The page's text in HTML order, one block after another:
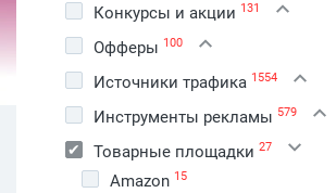
Конкурсы и акции 131
Офферы 100
Источники трафика 1554
Инструменты рекламы 579
Товарные площадки 27
Amazon 15